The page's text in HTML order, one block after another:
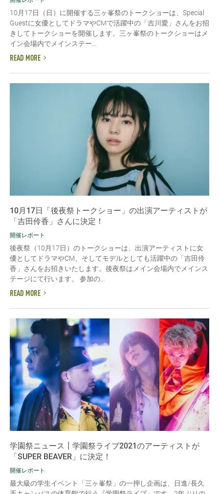
10月17日（日）に開催する三ヶ峯祭のトークショーは、Special
Guestに女優としてドラマやCMで活躍中の「吉川愛」さんをお招
きしてトークショーを開催します。三ヶ峯祭のトークショーはメ
イン会場内でメインステー...
READ MORE
10月17日「後夜祭トークショー」の出演アーティストが
「吉田伶香」さんに決定！
開催レポート
後夜祭（10月17日）のトークショーは、出演アーティストに女
優としてドラマやCM、そしてモデルとしても活躍中の「吉田伶
香」さんをお招きいたします。後夜祭はメイン会場内でメインス
テージにて行います。 参加の...
READ MORE
学園祭ニュース┃学園祭ライブ2021のアーティストが
「SUPER BEAVER」に決定！
開催レポート
最大級の学生イベント「三ヶ峯祭」の一押し企画は、日進/長久